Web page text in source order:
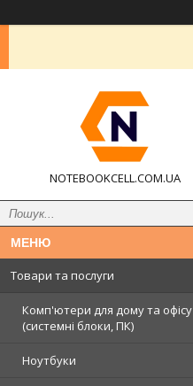
NOTEBOOKCELL.COM.UA
Товари та послуги
Комп'ютери для дому та офісу
(системні блоки, ПК)
Ноутбуки